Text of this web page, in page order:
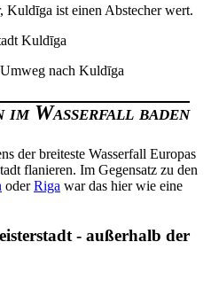
Kuldīga ist einen Abstecher wert.
nach Kuldīga
im Wasserfall baden
der breiteste Wasserfall Europas
flanieren. Im Gegensatz zu den
oderRiga war das hier wie eine
- außerhalb der